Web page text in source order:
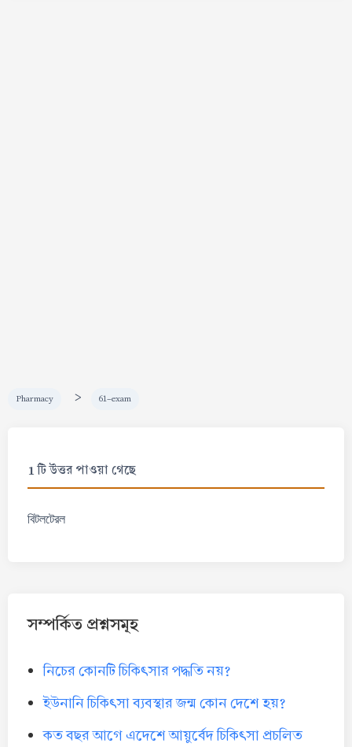
Pharmacy > 61-exam
1 টি উত্তর পাওয়া গেছে
বিটলটেরল
সম্পর্কিত প্রশ্নসমূহ
নিচের কোনটি চিকিৎসার পদ্ধতি নয়?
ইউনানি চিকিৎসা ব্যবস্থার জন্ম কোন দেশে হয়?
কত বছর আগে এদেশে আয়ুর্বেদ চিকিৎসা প্রচলিত